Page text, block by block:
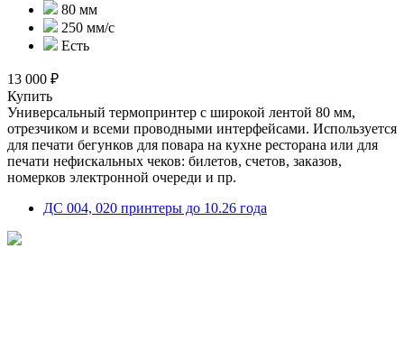
80 мм
250 мм/с
Есть
13 000 ₽
Купить
Универсальный термопринтер с широкой лентой 80 мм,
отрезчиком и всеми проводными интерфейсами. Используется
для печати бегунков для повара на кухне ресторана или для
печати нефискальных чеков: билетов, счетов, заказов,
номерков электронной очереди и пр.
ДС 004, 020 принтеры до 10.26 года